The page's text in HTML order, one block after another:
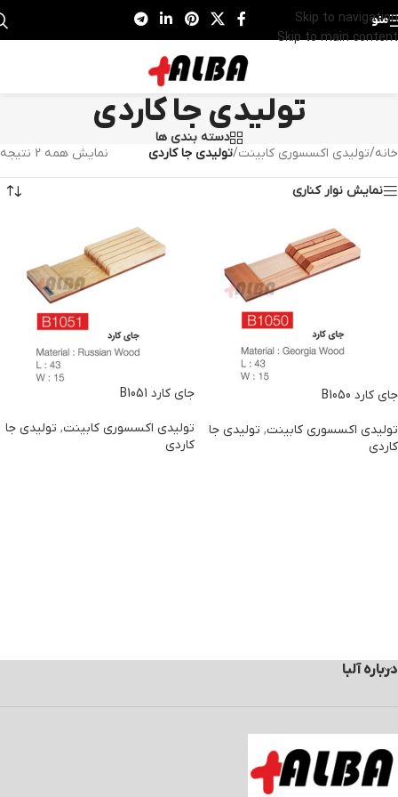
Skip to navigation
Skip to main content
منو
تولیدی جا کاردی
دسته بندی ها
خانه/تولیدی اکسسوری کابینت/تولیدی جا کاردی نمایش همه 2 نتیجه
نمایش نوار کناری
جای کارد B1050
تولیدی اکسسوری کابینت, تولیدی جا
کاردی
جای کارد B1051
تولیدی اکسسوری کابینت, تولیدی جا
کاردی
درباره آلبا